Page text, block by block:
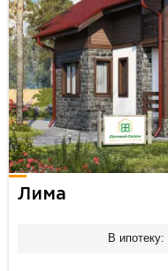
Лима
В ипотеку: